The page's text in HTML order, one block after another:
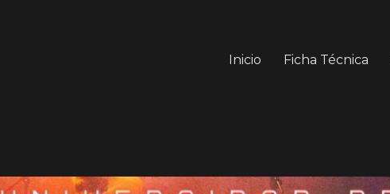
Inicio Ficha Técnica